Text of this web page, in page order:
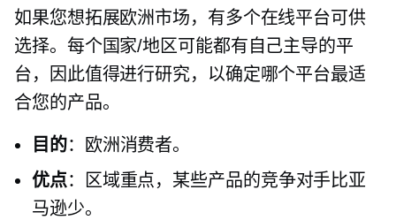
如果您想拓展欧洲市场，有多个在线平台可供
选择。每个国家/地区可能都有自己主导的平
台，因此值得进行研究，以确定哪个平台最适
合您的产品。
目的：欧洲消费者。
优点：区域重点，某些产品的竞争对手比亚
马逊少。